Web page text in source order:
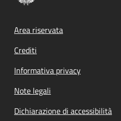
Footer menu
Area riservata
Crediti
Informativa privacy
Note legali
Dichiarazione di accessibilità